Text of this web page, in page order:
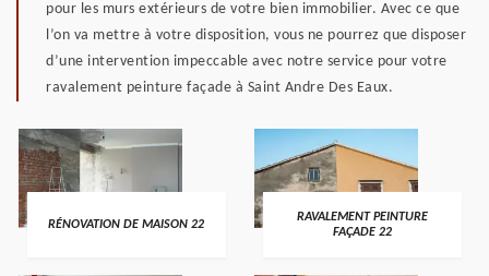
pour les murs extérieurs de votre bien immobilier. Avec ce que
l’on va mettre à votre disposition, vous ne pourrez que disposer
d’une intervention impeccable avec notre service pour votre
ravalement peinture façade à Saint Andre Des Eaux.
RÉNOVATION DE MAISON 22
RAVALEMENT PEINTURE
FAÇADE 22